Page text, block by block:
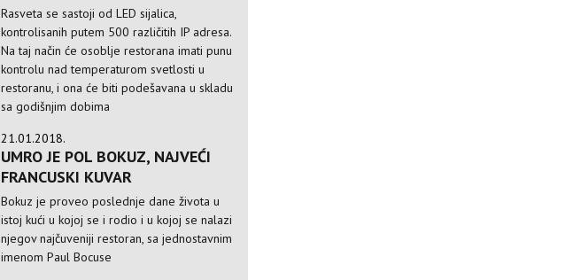
Rasveta se sastoji od LED sijalica,
kontrolisanih putem 500 različitih IP adresa.
Na taj način će osoblje restorana imati punu
kontrolu nad temperaturom svetlosti u
restoranu, i ona će biti podešavana u skladu
sa godišnjim dobima
21.01.2018.
UMRO JE POL BOKUZ, NAJVEĆI
FRANCUSKI KUVAR
Bokuz je proveo poslednje dane života u
istoj kući u kojoj se i rodio i u kojoj se nalazi
njegov najčuveniji restoran, sa jednostavnim
imenom Paul Bocuse